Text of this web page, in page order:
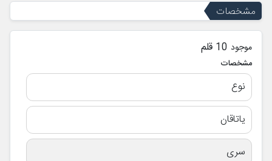
مشخصات
موجود 10 قلم
مشخصات
نوع
یاتاقان
سری